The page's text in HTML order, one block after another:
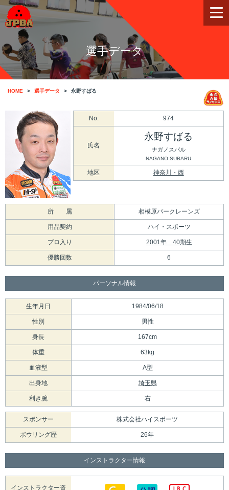
選手データ
HOME 選手データ 永野すばる
No. 974
氏名
永野すばる
ナガノスバル
NAGANO SUBARU
地区 神奈川・西
所 属 相模原パークレーンズ
用品契約 ハイ・スポーツ
プロ入り 2001年 40期生
優勝回数 6
パーソナル情報
生年月日 1984/06/18
性別 男性
身長 167cm
体重 63kg
血液型 A型
出身地 埼玉県
利き腕 右
スポンサー 株式会社ハイスポーツ
ボウリング歴 26年
インストラクター情報
インストラクター資